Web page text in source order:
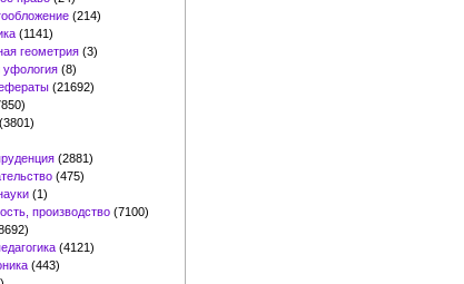
(214)
(1141)
геометрия (3)
уфология (8)
(21692)
(3801)
(2881)
(475)
(1)
производство (7100)
(4121)
(443)